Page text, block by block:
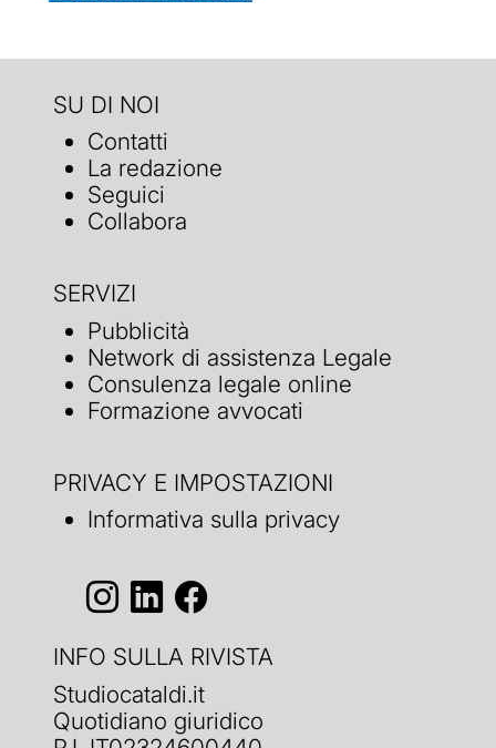
SU DI NOI
Contatti
La redazione
Seguici
Collabora
SERVIZI
Pubblicità
Network di assistenza Legale
Consulenza legale online
Formazione avvocati
PRIVACY E IMPOSTAZIONI
Informativa sulla privacy
INFO SULLA RIVISTA
Studiocataldi.it
Quotidiano giuridico